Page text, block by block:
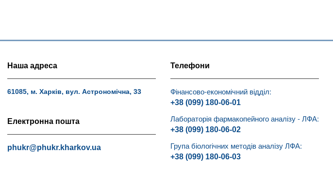
Наша адреса
61085, м. Харків, вул. Астрономічна, 33
Електронна пошта
phukr@phukr.kharkov.ua
Телефони
Фінансово-економічний відділ:
+38 (099) 180-06-01
Лабораторія фармакопейного аналізу - ЛФА:
+38 (099) 180-06-02
Група біологічних методів аналізу ЛФА:
+38 (099) 180-06-03